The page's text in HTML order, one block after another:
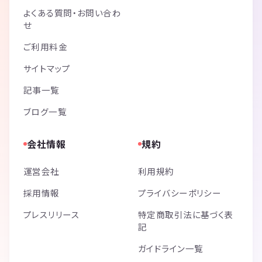
よくある質問・お問い合わ
せ
ご利用料金
サイトマップ
記事一覧
ブログ一覧
会社情報
運営会社
採用情報
プレスリリース
規約
利用規約
プライバシーポリシー
特定商取引法に基づく表
記
ガイドライン一覧